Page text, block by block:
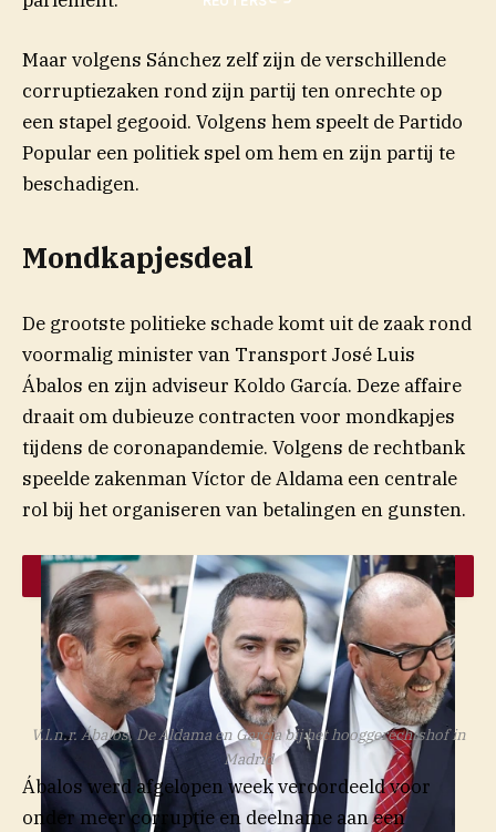
Maar volgens Sánchez zelf zijn de verschillende
corruptiezaken rond zijn partij ten onrechte op
een stapel gegooid. Volgens hem speelt de Partido
Popular een politiek spel om hem en zijn partij te
beschadigen.
Mondkapjesdeal
De grootste politieke schade komt uit de zaak rond
voormalig minister van Transport José Luis
Ábalos en zijn adviseur Koldo García. Deze affaire
draait om dubieuze contracten voor mondkapjes
tijdens de coronapandemie. Volgens de rechtbank
speelde zakenman Víctor de Aldama een centrale
rol bij het organiseren van betalingen en gunsten.
V.l.n.r. Ábalos, De Aldama en García bij het hooggerechtshof in
Madrid
Ábalos werd afgelopen week veroordeeld voor
onder meer corruptie en deelname aan een